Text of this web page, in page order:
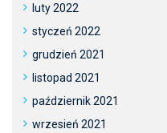
luty 2022
styczeń 2022
grudzień 2021
listopad 2021
październik 2021
wrzesień 2021